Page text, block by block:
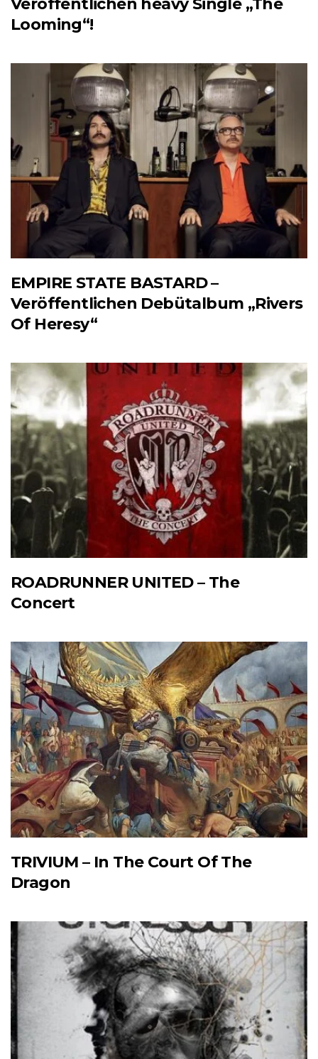
Looming“!
EMPIRE STATE BASTARD –
Veröffentlichen Debütalbum „Rivers
Of Heresy“
ROADRUNNER UNITED – The
Concert
TRIVIUM – In The Court Of The
Dragon